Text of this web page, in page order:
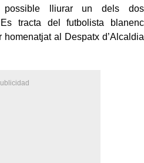
lliurar un dels dos
tracta del futbolista blanenc
al Despatx d’Alcaldia